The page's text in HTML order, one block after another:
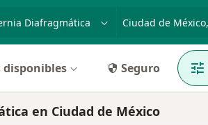
enfermedad o nombre
p. ej. Guadalajara
disponibles Seguro
en Ciudad de México